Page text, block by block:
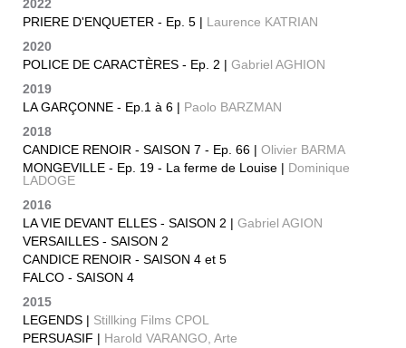
2022
PRIERE D'ENQUETER - Ep. 5 | Laurence KATRIAN
2020
POLICE DE CARACTÈRES - Ep. 2 | Gabriel AGHION
2019
LA GARÇONNE - Ep.1 à 6 | Paolo BARZMAN
2018
CANDICE RENOIR - SAISON 7 - Ep. 66 | Olivier BARMA
MONGEVILLE - Ep. 19 - La ferme de Louise | Dominique
LADOGE
2016
LA VIE DEVANT ELLES - SAISON 2 | Gabriel AGION
VERSAILLES - SAISON 2
CANDICE RENOIR - SAISON 4 et 5
FALCO - SAISON 4
2015
LEGENDS | Stillking Films CPOL
PERSUASIF | Harold VARANGO, Arte